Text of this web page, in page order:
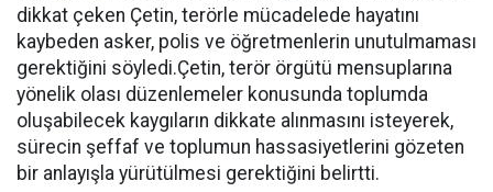
dikkat çeken Çetin, terörle mücadelede hayatını
kaybeden asker, polis ve öğretmenlerin unutulmaması
gerektiğini söyledi.Çetin, terör örgütü mensuplarına
yönelik olası düzenlemeler konusunda toplumda
oluşabilecek kaygıların dikkate alınmasını isteyerek,
sürecin şeffaf ve toplumun hassasiyetlerini gözeten
bir anlayışla yürütülmesi gerektiğini belirtti.